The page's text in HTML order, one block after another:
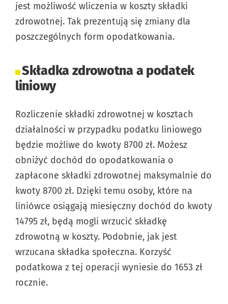
jest możliwość wliczenia w koszty składki
zdrowotnej. Tak prezentują się zmiany dla
poszczególnych form opodatkowania.
Składka zdrowotna a podatek
liniowy
Rozliczenie składki zdrowotnej w kosztach
działalności w przypadku podatku liniowego
będzie możliwe do kwoty 8700 zł. Możesz
obniżyć dochód do opodatkowania o
zapłacone składki zdrowotnej maksymalnie do
kwoty 8700 zł. Dzięki temu osoby, które na
liniówce osiągają miesięczny dochód do kwoty
14795 zł, będą mogli wrzucić składkę
zdrowotną w koszty. Podobnie, jak jest
wrzucana składka społeczna. Korzyść
podatkowa z tej operacji wyniesie do 1653 zł
rocznie.